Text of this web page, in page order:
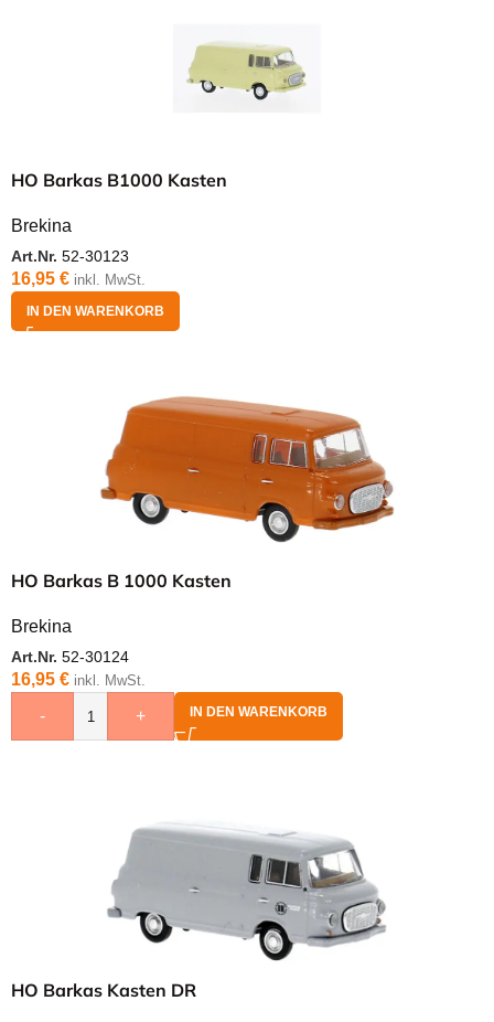
HO Barkas B1000 Kasten
Brekina
Art.Nr. 52-30123
16,95 € inkl. MwSt.
IN DEN WARENKORB
HO Barkas B 1000 Kasten
Brekina
Art.Nr. 52-30124
16,95 € inkl. MwSt.
- + IN DEN WARENKORB
HO Barkas Kasten DR